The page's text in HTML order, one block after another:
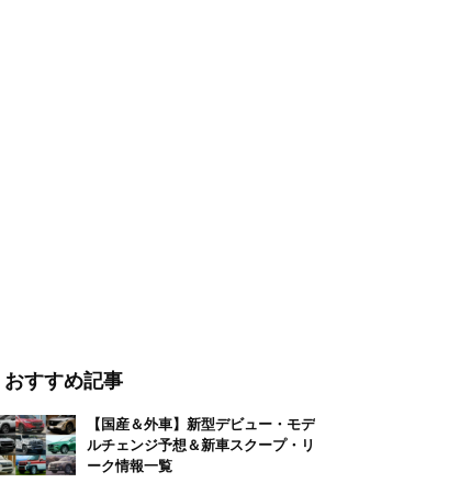
おすすめ記事
【国産＆外車】新型デビュー・モデ
ルチェンジ予想＆新車スクープ・リ
ーク情報一覧